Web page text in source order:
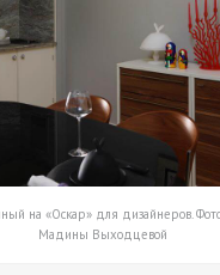
на «Оскар» для дизайнеров.
Мадины Выходцевой